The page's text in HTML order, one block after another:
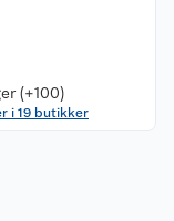
(+100)
i 19 butikker